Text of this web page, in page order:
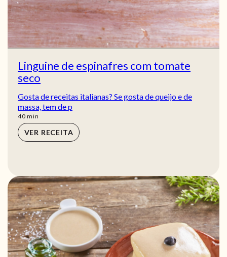
Linguine de espinafres com tomate
seco
Gosta de receitas italianas? Se gosta de queijo e de
massa, tem de p
40min
min
VER RECEITA